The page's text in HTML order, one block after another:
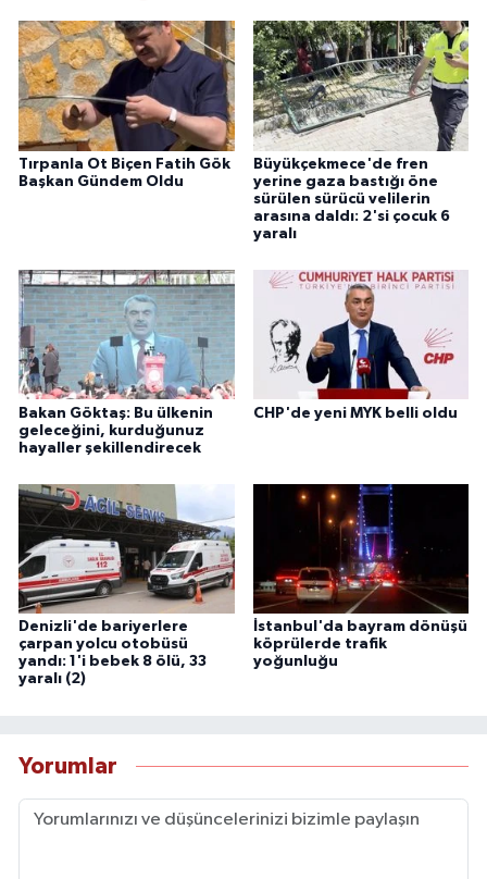
Tırpanla Ot Biçen Fatih Gök
Başkan Gündem Oldu
Büyükçekmece'de fren
yerine gaza bastığı öne
sürülen sürücü velilerin
arasına daldı: 2'si çocuk 6
yaralı
Bakan Göktaş: Bu ülkenin
geleceğini, kurduğunuz
hayaller şekillendirecek
CHP'de yeni MYK belli oldu
Denizli'de bariyerlere
çarpan yolcu otobüsü
yandı: 1'i bebek 8 ölü, 33
yaralı (2)
İstanbul'da bayram dönüşü
köprülerde trafik
yoğunluğu
Yorumlar